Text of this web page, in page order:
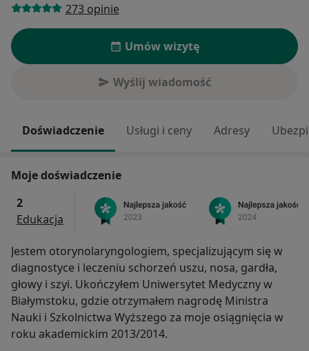
273 opinie
Umów wizytę
Wyślij wiadomość
Doświadczenie Usługi i ceny Adresy
Moje doświadczenie
2
Edukacja
Jestem otorynolaryngologiem, specjalizującym się w
diagnostyce i leczeniu schorzeń uszu, nosa, gardła,
głowy i szyi. Ukończyłem Uniwersytet Medyczny w
Białymstoku, gdzie otrzymałem nagrodę Ministra
Nauki i Szkolnictwa Wyższego za moje osiągnięcia w
roku akademickim 2013/2014.